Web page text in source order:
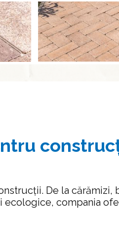
De la
compania